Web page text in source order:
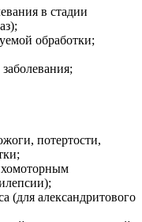
в стадии
обработки;
потертости,
(для александритового